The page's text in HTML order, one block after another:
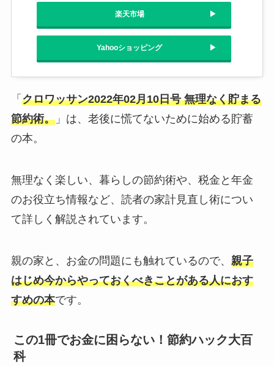
楽天市場
Yahooショッピング
「 クロワッサン2022年02月10日号 無理なく貯まる
節約術。」は、老後に慌てないために始める貯蓄
の本。
無理なく楽しい、暮らしの節約術や、税金と年金
のお役立ち情報など、読者の家計見直し術につい
て詳しく解説されています。
親の家と、お金の問題にも触れているので、 親子
はじめ今からやっておくべきことがある人におす
すめの本です。
この1冊でお金に困らない！節約ハック大百
科